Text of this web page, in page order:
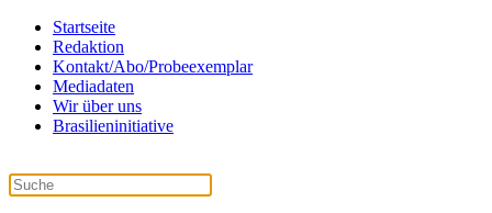
Startseite
Redaktion
Kontakt/Abo/Probeexemplar
Mediadaten
Wir über uns
Brasilieninitiative